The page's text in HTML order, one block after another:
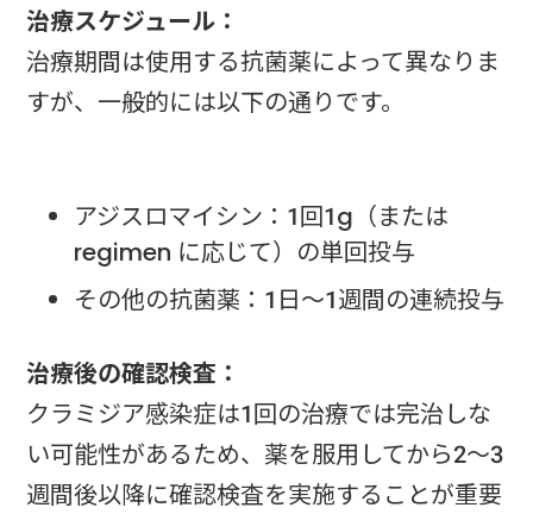
治療スケジュール：
治療期間は使用する抗菌薬によって異なりま
すが、一般的には以下の通りです。
アジスロマイシン：1回1g（または
regimen に応じて）の単回投与
その他の抗菌薬：1日～1週間の連続投与
治療後の確認検査：
クラミジア感染症は1回の治療では完治しな
い可能性があるため、薬を服用してから2～3
週間後以降に確認検査を実施することが重要